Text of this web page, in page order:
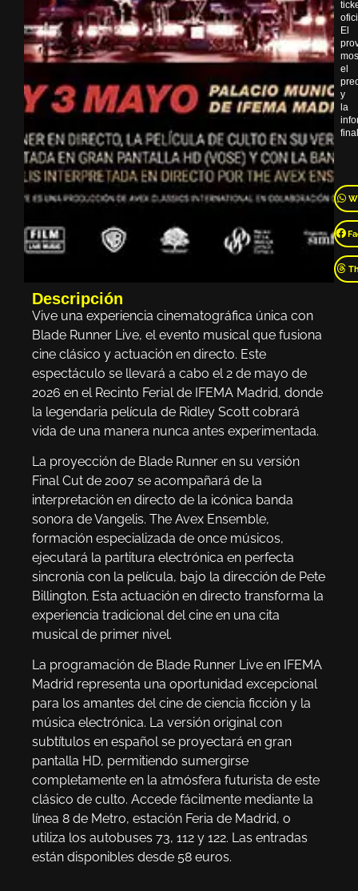
El
el
y
la
Descripción
Vive una experiencia cinematográfica única con
Blade Runner Live, el evento musical que fusiona
cine clásico y actuación en directo. Este
espectáculo se llevará a cabo el 2 de mayo de
2026 en el Recinto Ferial de IFEMA Madrid, donde
la legendaria película de Ridley Scott cobrará
vida de una manera nunca antes experimentada.
La proyección de Blade Runner en su versión
Final Cut de 2007 se acompañará de la
interpretación en directo de la icónica banda
sonora de Vangelis. The Avex Ensemble,
formación especializada de once músicos,
ejecutará la partitura electrónica en perfecta
sincronía con la película, bajo la dirección de Pete
Billington. Esta actuación en directo transforma la
experiencia tradicional del cine en una cita
musical de primer nivel.
La programación de Blade Runner Live en IFEMA
Madrid representa una oportunidad excepcional
para los amantes del cine de ciencia ficción y la
música electrónica. La versión original con
subtítulos en español se proyectará en gran
pantalla HD, permitiendo sumergirse
completamente en la atmósfera futurista de este
clásico de culto. Accede fácilmente mediante la
línea 8 de Metro, estación Feria de Madrid, o
utiliza los autobuses 73, 112 y 122. Las entradas
están disponibles desde 58 euros.